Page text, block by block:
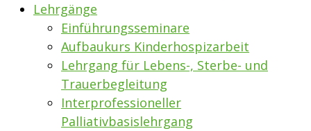
Lehrgänge
Einführungsseminare
Aufbaukurs Kinderhospizarbeit
Lehrgang für Lebens-, Sterbe- und
Trauerbegleitung
Interprofessioneller
Palliativbasislehrgang